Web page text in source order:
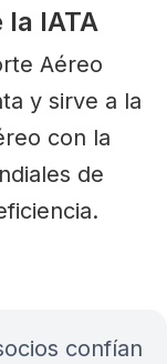
IATA
Aéreo
y sirve a la
con la
de